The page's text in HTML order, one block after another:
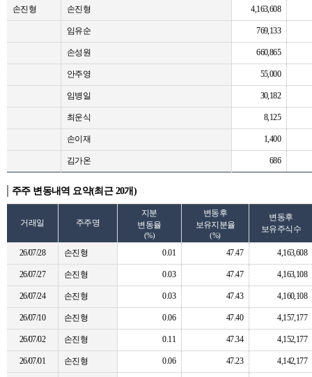
손진형 손진형 4,163,608
임유순 769,133
손성원 660,865
안주영 55,000
임병일 30,182
최운식 8,125
손이재 1,400
김가온 686
주주 변동내역 요약(최근 20개)
거래일 주주명
지분
변동율
(%)
변동후
보유지분율
(%)
변동후
보유주식수
26/07/28 손진형 0.01 47.47 4,163,608
26/07/27 손진형 0.03 47.47 4,163,108
26/07/24 손진형 0.03 47.43 4,160,108
26/07/10 손진형 0.06 47.40 4,157,177
26/07/02 손진형 0.11 47.34 4,152,177
26/07/01 손진형 0.06 47.23 4,142,177